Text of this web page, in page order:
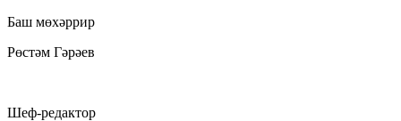
Баш мөхәррир
Рөстәм Гәрәев
Шеф-редактор